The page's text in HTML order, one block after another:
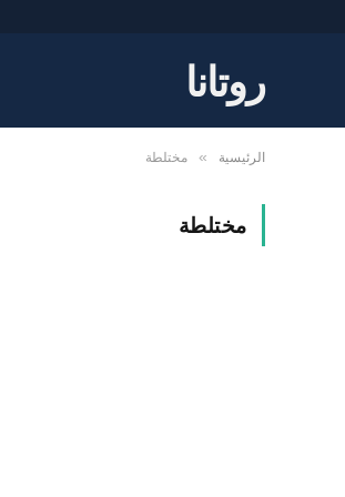
روتانا
الرئيسية » مختلطة
مختلطة